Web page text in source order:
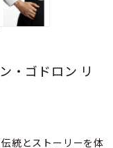
・ゴドロン リ
統とストーリーを体